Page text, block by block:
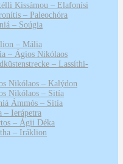
Kissámou – Elafonísi
– Paleochóra
– Soúgia
– Mália
– Ágios Nikólaos
– Lassíthi-
Nikólaos – Kalýdon
Nikólaos – Sitía
Ámmós – Sitía
– Ierápetra
– Ágii Déka
– Iráklion